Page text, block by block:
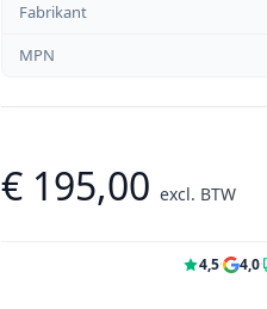
Fabrikant
MPN
€ 195,00 excl. BTW
4,5· 4,0·